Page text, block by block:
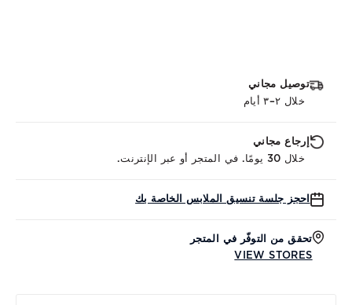
توصيل مجاني
خلال ٢–٣ أيام
إرجاع مجاني
خلال 30 يومًا. في المتجر أو عبر الإنترنت.
احجز جلسة تنسيق الملابس الخاصة بك
تحقق من التوفّر في المتجر
VIEW STORES